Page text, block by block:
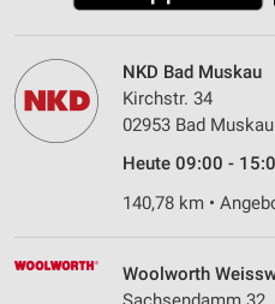
NKD Bad Muskau
Kirchstr. 34
02953 Bad Muskau
Heute 09:00 -
140,78 km •
Woolworth